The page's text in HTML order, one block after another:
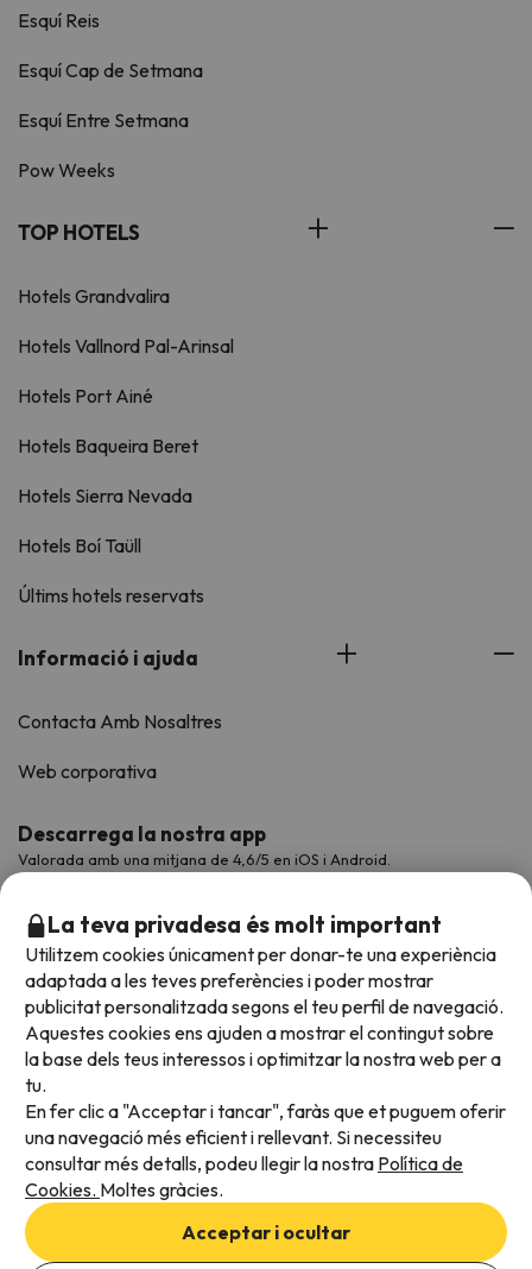
Esquí Reis
Esquí Cap de Setmana
Esquí Entre Setmana
Pow Weeks
TOP HOTELS
Hotels Grandvalira
Hotels Vallnord Pal-Arinsal
Hotels Port Ainé
Hotels Baqueira Beret
Hotels Sierra Nevada
Hotels Boí Taüll
Últims hotels reservats
Informació i ajuda
Contacta Amb Nosaltres
Web corporativa
Descarrega la nostra app
Valorada amb una mitjana de 4,6/5 en iOS i Android.
Acceptem
Condicions generals
Privadesa de dades
La teva privadesa és molt important
Utilitzem cookies únicament per donar-te una experiència
adaptada a les teves preferències i poder mostrar
publicitat personalitzada segons el teu perfil de navegació.
Aquestes cookies ens ajuden a mostrar el contingut sobre
la base dels teus interessos i optimitzar la nostra web per a
tu.
En fer clic a "Acceptar i tancar", faràs que et puguem oferir
una navegació més eficient i rellevant. Si necessiteu
consultar més detalls, podeu llegir la nostra Política de
Cookies. Moltes gràcies.
Acceptar i ocultar